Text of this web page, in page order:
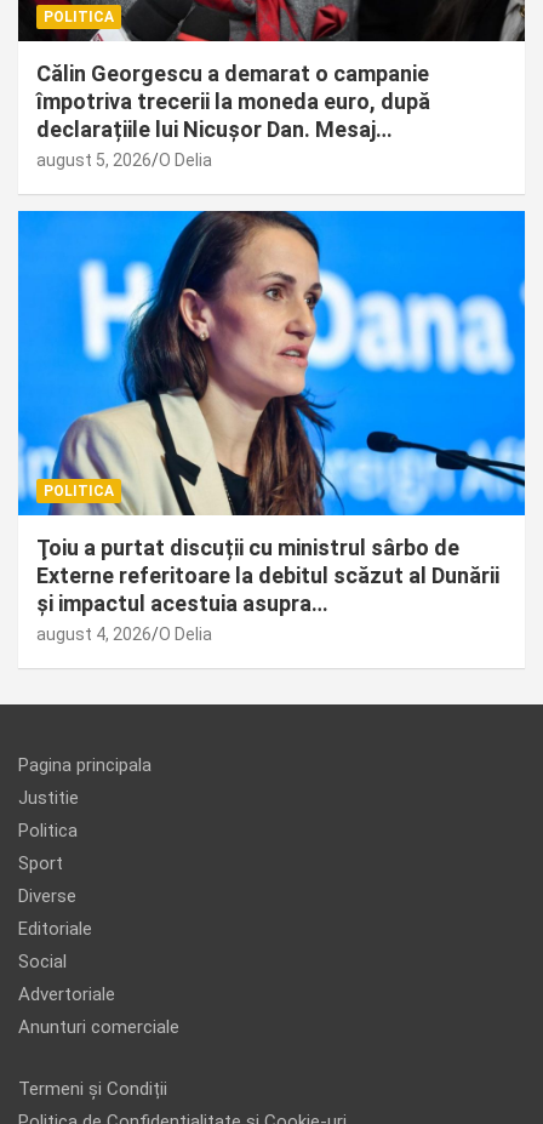
POLITICA
Călin Georgescu a demarat o campanie
împotriva trecerii la moneda euro, după
declarațiile lui Nicușor Dan. Mesaj…
august 5, 2026 O Delia
POLITICA
Ţoiu a purtat discuții cu ministrul sârbo de
Externe referitoare la debitul scăzut al Dunării
și impactul acestuia asupra…
august 4, 2026 O Delia
Pagina principala
Justitie
Politica
Sport
Diverse
Editoriale
Social
Advertoriale
Anunturi comerciale
Termeni și Condiții